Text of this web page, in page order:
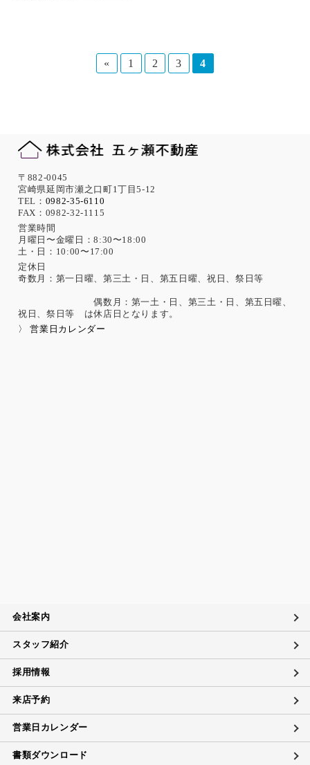
« 1 2 3 4
〒882-0045
宮崎県延岡市瀬之口町1丁目5-12
TEL： 0982-35-6110
FAX：0982-32-1115
営業時間
月曜日〜金曜日：8:30〜18:00
土・日：10:00〜17:00
定休日
奇数月：第一日曜、第三土・日、第五日曜、祝日、祭日等
偶数月：第一土・日、第三土・日、第五日曜、
祝日、祭日等 は休店日となります。
〉 営業日カレンダー
会社案内
スタッフ紹介
採用情報
来店予約
営業日カレンダー
書類ダウンロード